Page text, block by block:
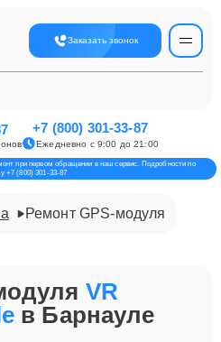
Заказать звонок
+7 (800) 301-33-87
Ежедневно с 9:00 до 21:00
при первом обращении в наш сервис. Подробности по
+7 (800) 301-33-87
Ремонт GPS-модуля
VR
в Барнауле